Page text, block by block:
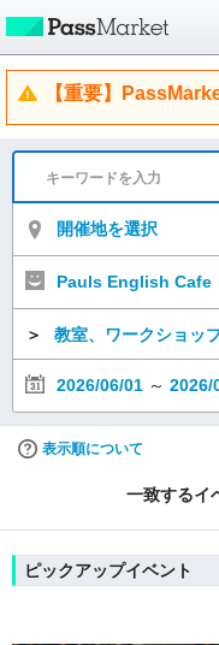
【重要】
開催地を選択
Pauls English Cafe
＞ 教室、ワークショッ
2026/06/01 ～ 2026/
表示順について
一致するイ
ピックアップイベント